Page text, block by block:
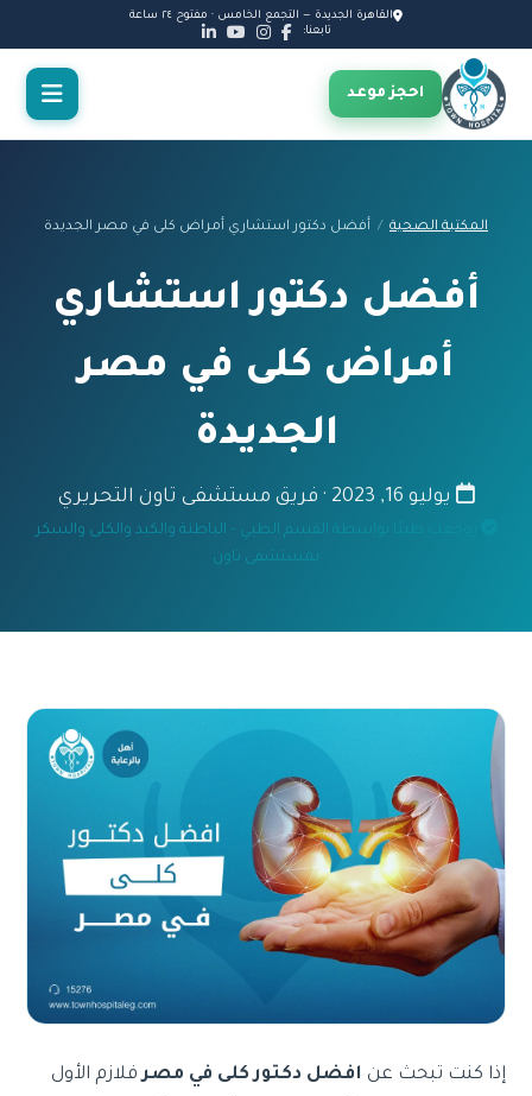
القاهرة الجديدة — التجمع الخامس · مفتوح ٢٤ ساعة
تابعنا:
احجز موعد
المكتبة الصحية / أفضل دكتور استشاري أمراض كلى في مصر الجديدة
أفضل دكتور استشاري
أمراض كلى في مصر
الجديدة
يوليو 16, 2023 · فريق مستشفى تاون التحريري
روجعت طبيًا بواسطة القسم الطبي – الباطنة والكبد والكلى والسكر
بمستشفى تاون
إذا كنت تبحث عن افضل دكتور كلى في مصرفلازم الأول